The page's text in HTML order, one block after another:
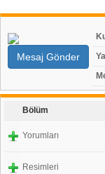
Mesaj Gönder
Bölüm
Yorumları
Resimleri